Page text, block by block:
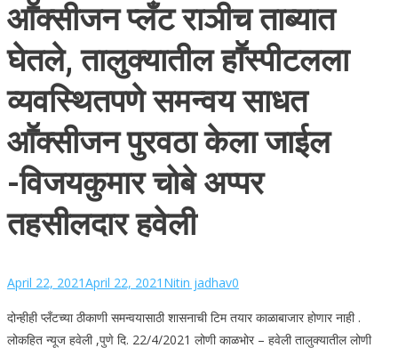
आॕक्सीजन प्लँट राञीच ताब्यात
घेतले, तालुक्यातील हाॕस्पीटलला
व्यवस्थितपणे समन्वय साधत
आॕक्सीजन पुरवठा केला जाईल
-विजयकुमार चोबे अप्पर
तहसीलदार हवेली
April 22, 2021April 22, 2021 Nitin jadhav0
दोन्हीही प्लँटच्या ठीकाणी समन्वयासाठी शासनाची टिम तयार काळाबाजार होणार नाही .
लोकहित न्यूज हवेली ,पुणे दि. 22/4/2021 लोणी काळभोर – हवेली तालुक्यातील लोणी